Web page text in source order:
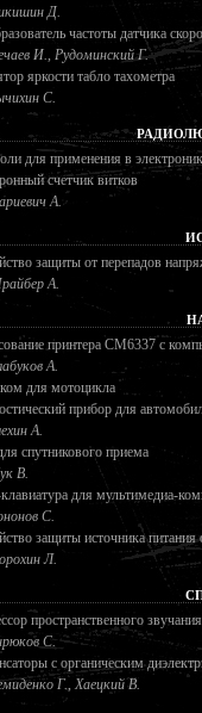
Д.
частоты датчика
И., Рудоминский Г.
яркости табло тахометра
С.
для применения в
счетчик витков
А.
защиты от перепадов
А.
принтера СМ6337 с
А.
для мотоцикла
прибор для
А.
спутникового приема
В.
для мультимедиа-
С.
защиты источника питания
Л.
пространственного
С.
с органическим
Г., Хаецкий В.